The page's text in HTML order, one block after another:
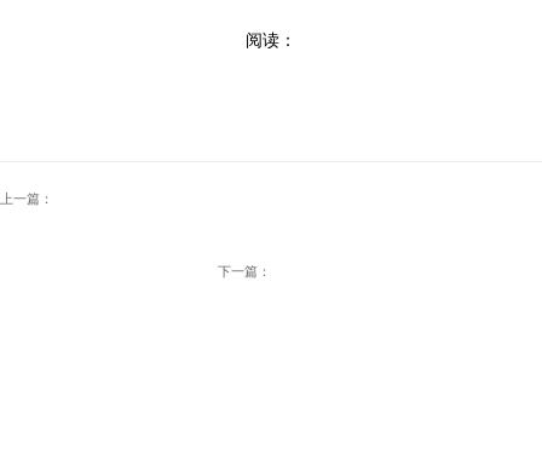
阅读：
上一篇：
下一篇：